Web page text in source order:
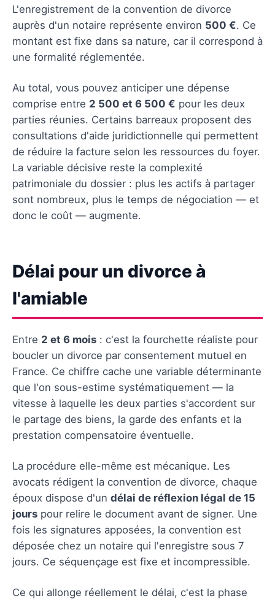
L'enregistrement de la convention de divorce
auprès d'un notaire représente environ 500 €. Ce
montant est fixe dans sa nature, car il correspond à
une formalité réglementée.
Au total, vous pouvez anticiper une dépense
comprise entre 2 500 et 6 500 € pour les deux
parties réunies. Certains barreaux proposent des
consultations d'aide juridictionnelle qui permettent
de réduire la facture selon les ressources du foyer.
La variable décisive reste la complexité
patrimoniale du dossier : plus les actifs à partager
sont nombreux, plus le temps de négociation — et
donc le coût — augmente.
Délai pour un divorce à
l'amiable
Entre 2 et 6 mois : c'est la fourchette réaliste pour
boucler un divorce par consentement mutuel en
France. Ce chiffre cache une variable déterminante
que l'on sous-estime systématiquement — la
vitesse à laquelle les deux parties s'accordent sur
le partage des biens, la garde des enfants et la
prestation compensatoire éventuelle.
La procédure elle-même est mécanique. Les
avocats rédigent la convention de divorce, chaque
époux dispose d'un délai de réflexion légal de 15
jours pour relire le document avant de signer. Une
fois les signatures apposées, la convention est
déposée chez un notaire qui l'enregistre sous 7
jours. Ce séquençage est fixe et incompressible.
Ce qui allonge réellement le délai, c'est la phase